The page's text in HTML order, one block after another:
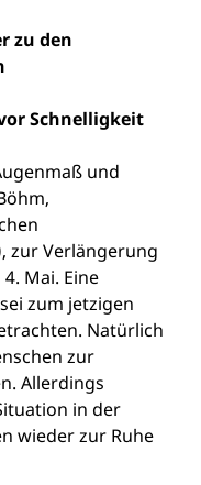
zu den
Schnelligkeit
und
zur Verlängerung
Mai. Eine
zum jetzigen
Natürlich
zur
Allerdings
in der
wieder zur Ruhe